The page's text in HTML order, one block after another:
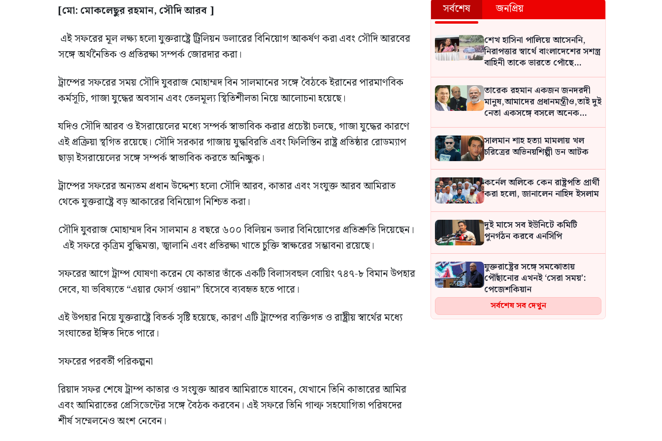
[মো: মোকলেছুর রহমান, সৌদি আরব ]
এই সফরের মূল লক্ষ্য হলো যুক্তরাষ্ট্রে ট্রিলিয়ন ডলারের বিনিয়োগ আকর্ষণ করা এবং সৌদি আরবের
সঙ্গে অর্থনৈতিক ও প্রতিরক্ষা সম্পর্ক জোরদার করা।
ট্রাম্পের সফরের সময় সৌদি যুবরাজ মোহাম্মদ বিন সালমানের সঙ্গে বৈঠকে ইরানের পারমাণবিক
কর্মসূচি, গাজা যুদ্ধের অবসান এবং তেলমূল্য স্থিতিশীলতা নিয়ে আলোচনা হয়েছে।
যদিও সৌদি আরব ও ইসরায়েলের মধ্যে সম্পর্ক স্বাভাবিক করার প্রচেষ্টা চলছে, গাজা যুদ্ধের কারণে
এই প্রক্রিয়া স্থগিত রয়েছে। সৌদি সরকার গাজায় যুদ্ধবিরতি এবং ফিলিস্তিন রাষ্ট্র প্রতিষ্ঠার রোডম্যাপ
ছাড়া ইসরায়েলের সঙ্গে সম্পর্ক স্বাভাবিক করতে অনিচ্ছুক।
ট্রাম্পের সফরের অন্যতম প্রধান উদ্দেশ্য হলো সৌদি আরব, কাতার এবং সংযুক্ত আরব আমিরাত
থেকে যুক্তরাষ্ট্রে বড় আকারের বিনিয়োগ নিশ্চিত করা।
সৌদি যুবরাজ মোহাম্মদ বিন সালমান ৪ বছরে ৬০০ বিলিয়ন ডলার বিনিয়োগের প্রতিশ্রুতি দিয়েছেন।
এই সফরে কৃত্রিম বুদ্ধিমত্তা, জ্বালানি এবং প্রতিরক্ষা খাতে চুক্তি স্বাক্ষরের সম্ভাবনা রয়েছে।
সফরের আগে ট্রাম্প ঘোষণা করেন যে কাতার তাঁকে একটি বিলাসবহুল বোয়িং ৭৪৭-৮ বিমান উপহার
দেবে, যা ভবিষ্যতে “এয়ার ফোর্স ওয়ান” হিসেবে ব্যবহৃত হতে পারে।
এই উপহার নিয়ে যুক্তরাষ্ট্রে বিতর্ক সৃষ্টি হয়েছে, কারণ এটি ট্রাম্পের ব্যক্তিগত ও রাষ্ট্রীয় স্বার্থের মধ্যে
সংঘাতের ইঙ্গিত দিতে পারে।
সফরের পরবর্তী পরিকল্পনা
রিয়াদ সফর শেষে ট্রাম্প কাতার ও সংযুক্ত আরব আমিরাতে যাবেন, যেখানে তিনি কাতারের আমির
এবং আমিরাতের প্রেসিডেন্টের সঙ্গে বৈঠক করবেন। এই সফরে তিনি গাল্ফ সহযোগিতা পরিষদের
শীর্ষ সম্মেলনেও অংশ নেবেন।
সর্বশেষ জনপ্রিয়
শেখ হাসিনা পালিয়ে আসেননি,
নিরাপত্তার স্বার্থে বাংলাদেশের সশস্ত্র
বাহিনী তাকে ভারতে পোঁছে
দিয়েছে: রিভা গাঙ্গুলি
তারেক রহমান একজন জনদরদী
মানুষ,আমাদের প্রধানমন্ত্রীও,তাই দুই
নেতা একসঙ্গে বসলে অনেক
সমস্যার সমাধান হবে: দীনেশ
ত্রিবেদী
সালমান শাহ হত্যা মামলায় খল
চরিত্রের অভিনয়শিল্পী ডন আটক
কর্নেল অলিকে কেন রাষ্ট্রপতি প্রার্থী
করা হলো, জানালেন নাহিদ ইসলাম
দুই মাসে সব ইউনিটে কমিটি
পুনর্গঠন করবে এনসিপি
যুক্তরাষ্ট্রের সঙ্গে সমঝোতায়
পৌঁছানোর এখনই ‘সেরা সময়’:
পেজেশকিয়ান
বিএনপি না থাকে, তাহলে
সর্বশেষ সব দেখুন